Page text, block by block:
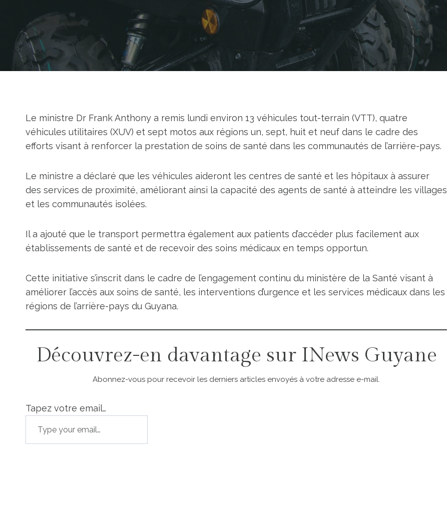
Le ministre Dr Frank Anthony a remis lundi environ 13 véhicules tout-terrain (VTT), quatre
véhicules utilitaires (XUV) et sept motos aux régions un, sept, huit et neuf dans le cadre des
efforts visant à renforcer la prestation de soins de santé dans les communautés de l’arrière-pays.
Le ministre a déclaré que les véhicules aideront les centres de santé et les hôpitaux à assurer
des services de proximité, améliorant ainsi la capacité des agents de santé à atteindre les villages
et les communautés isolées.
Il a ajouté que le transport permettra également aux patients d’accéder plus facilement aux
établissements de santé et de recevoir des soins médicaux en temps opportun.
Cette initiative s’inscrit dans le cadre de l’engagement continu du ministère de la Santé visant à
améliorer l’accès aux soins de santé, les interventions d’urgence et les services médicaux dans les
régions de l’arrière-pays du Guyana.
Découvrez-en davantage sur INews Guyane
Abonnez-vous pour recevoir les derniers articles envoyés à votre adresse e-mail.
Tapez votre email…